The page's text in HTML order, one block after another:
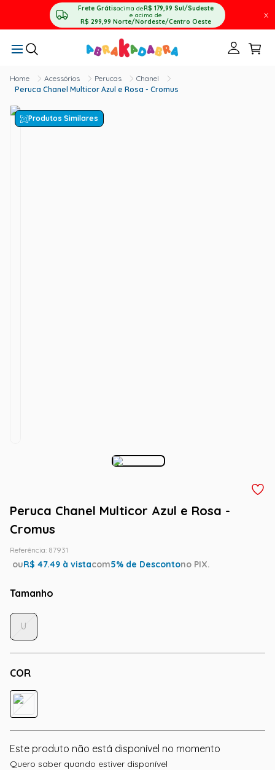
Frete Grátisacima deR$ 179,99 Sul/Sudeste
e acima de
R$ 299,99 Norte/Nordeste/Centro Oeste
X
Acessórios Perucas
Chanel
Peruca Chanel Multicor Azul e Rosa - Cromus
Produtos Similares
Peruca Chanel Multicor Azul e Rosa -
Cromus
Referência: 87931
ouR$ 47.49 à vistacom5% de Descontono PIX.
Tamanho
COR
U
Este produto não está disponível no momento
Quero saber quando estiver disponível